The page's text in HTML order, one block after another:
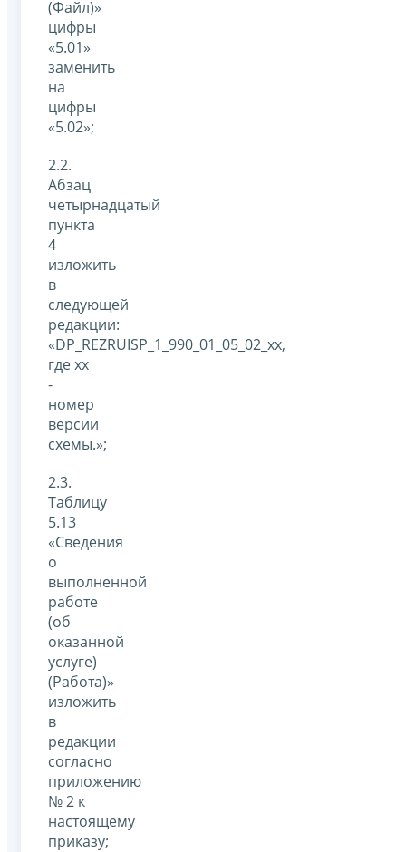
(Файл)»
цифры
«5.01»
заменить
на
цифры
«5.02»;
2.2.
Абзац
четырнадцатый
пункта
4
изложить
в
следующей
редакции:
«DP_REZRUISP_1_990_01_05_02_xx,
где xx
-
номер
версии
схемы.»;
2.3.
Таблицу
5.13
«Сведения
о
выполненной
работе
(об
оказанной
услуге)
(Работа)»
изложить
в
редакции
согласно
приложению
№ 2 к
настоящему
приказу;